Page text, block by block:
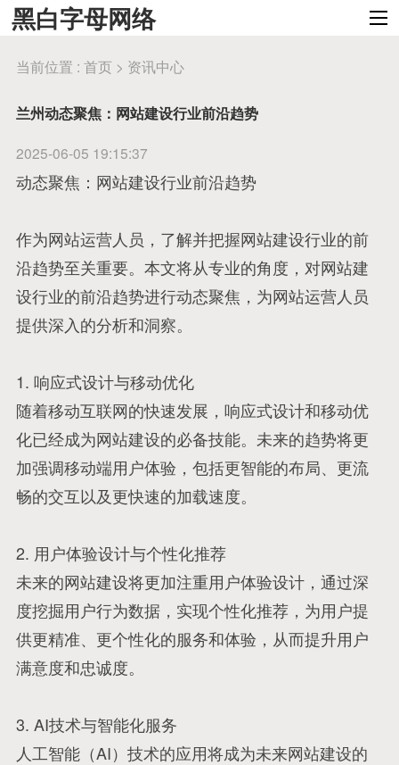
黑白字母网络
当前位置 : 首页 > 资讯中心
兰州动态聚焦：网站建设行业前沿趋势
2025-06-05 19:15:37
动态聚焦：网站建设行业前沿趋势
作为网站运营人员，了解并把握网站建设行业的前
沿趋势至关重要。本文将从专业的角度，对网站建
设行业的前沿趋势进行动态聚焦，为网站运营人员
提供深入的分析和洞察。
1. 响应式设计与移动优化
随着移动互联网的快速发展，响应式设计和移动优
化已经成为网站建设的必备技能。未来的趋势将更
加强调移动端用户体验，包括更智能的布局、更流
畅的交互以及更快速的加载速度。
2. 用户体验设计与个性化推荐
未来的网站建设将更加注重用户体验设计，通过深
度挖掘用户行为数据，实现个性化推荐，为用户提
供更精准、更个性化的服务和体验，从而提升用户
满意度和忠诚度。
3. AI技术与智能化服务
人工智能（AI）技术的应用将成为未来网站建设的